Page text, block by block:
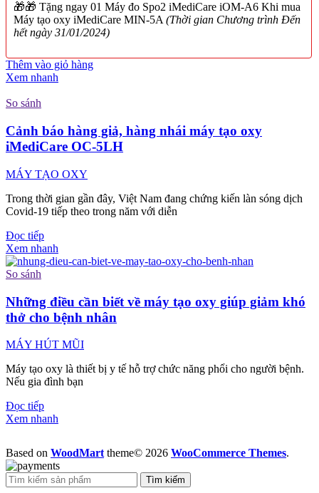
🎁🎁 Tặng ngay 01 Máy đo Spo2 iMediCare iOM-A6 Khi mua
Máy tạo oxy iMediCare MIN-5A(Thời gian Chương trình Đến
hết ngày 31/01/2024)
Thêm vào giỏ hàng
Xem nhanh
So sánh
Cảnh báo hàng giả, hàng nhái máy tạo oxy
iMediCare OC-5LH
MÁY TẠO OXY
Trong thời gian gần đây, Việt Nam đang chứng kiến làn sóng dịch
Covid-19 tiếp theo trong năm với diễn
Đọc tiếp
Xem nhanh
So sánh
Những điều cần biết về máy tạo oxy giúp giảm khó
thở cho bệnh nhân
MÁY HÚT MŨI
Máy tạo oxy là thiết bị y tế hỗ trợ chức năng phổi cho người bệnh.
Nếu gia đình bạn
Đọc tiếp
Xem nhanh
Based on WoodMart theme© 2026 WooCommerce Themes.
Tìm kiếm